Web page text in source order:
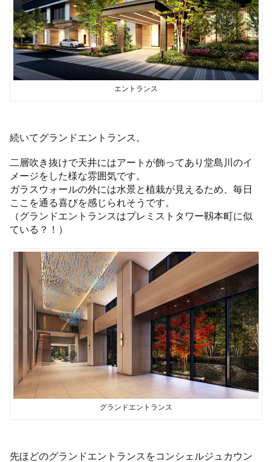
エントランス
続いてグランドエントランス。
二層吹き抜けで天井にはアートが飾ってあり堂島川のイ
メージをした様な雰囲気です。
ガラスウォールの外には水景と植栽が見えるため、毎日
ここを通る喜びを感じられそうです。
（グランドエントランスはプレミストタワー靱本町に似
ている？！）
グランドエントランス
先ほどのグランドエントランスをコンシェルジュカウン